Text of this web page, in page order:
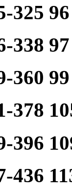
325 96
338 97
360 99
378
396
436